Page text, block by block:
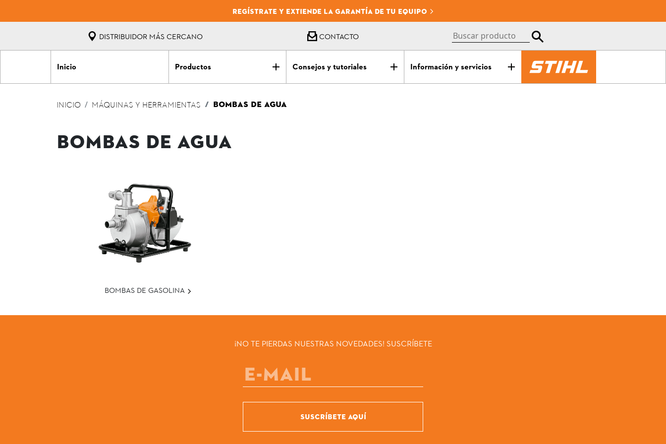
REGÍSTRATE Y EXTIENDE LA GARANTÍA DE TU EQUIPO
DISTRIBUIDOR MÁS CERCANO CONTACTO
Inicio Productos Consejos y tutoriales Información y servicios
INICIO MÁQUINAS Y HERRAMIENTAS BOMBAS DE AGUA
BOMBAS DE AGUA
BOMBAS DE GASOLINA
¡NO TE PIERDAS NUESTRAS NOVEDADES! SUSCRÍBETE
SUSCRÍBETE AQUÍ